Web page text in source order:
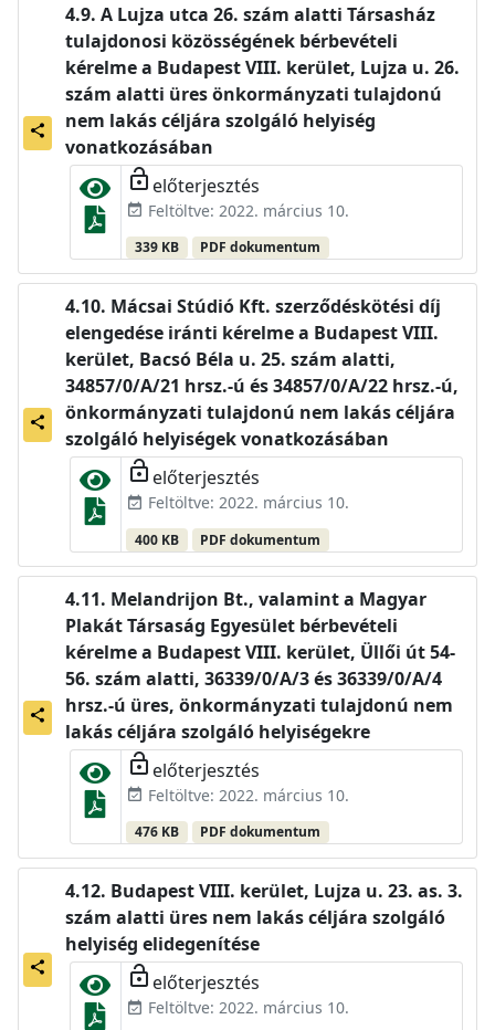
share
A Lujza utca 26. szám alatti Társasház
tulajdonosi közösségének bérbevételi
kérelme a Budapest VIII. kerület, Lujza u. 26.
szám alatti üres önkormányzati tulajdonú
nem lakás céljára szolgáló helyiség
vonatkozásában
lock_open előterjesztés
event_available Feltöltve: 2022. március 10.
339 KB PDF dokumentum
share
Mácsai Stúdió Kft. szerződéskötési díj
elengedése iránti kérelme a Budapest VIII.
kerület, Bacsó Béla u. 25. szám alatti,
34857/0/A/21 hrsz.-ú és 34857/0/A/22 hrsz.-ú,
önkormányzati tulajdonú nem lakás céljára
szolgáló helyiségek vonatkozásában
lock_open előterjesztés
event_available Feltöltve: 2022. március 10.
400 KB PDF dokumentum
share
Melandrijon Bt., valamint a Magyar
Plakát Társaság Egyesület bérbevételi
kérelme a Budapest VIII. kerület, Üllői út 54-
56. szám alatti, 36339/0/A/3 és 36339/0/A/4
hrsz.-ú üres, önkormányzati tulajdonú nem
lakás céljára szolgáló helyiségekre
lock_open előterjesztés
event_available Feltöltve: 2022. március 10.
476 KB PDF dokumentum
share
Budapest VIII. kerület, Lujza u. 23. as. 3.
szám alatti üres nem lakás céljára szolgáló
helyiség elidegenítése
lock_open előterjesztés
event_available Feltöltve: 2022. március 10.